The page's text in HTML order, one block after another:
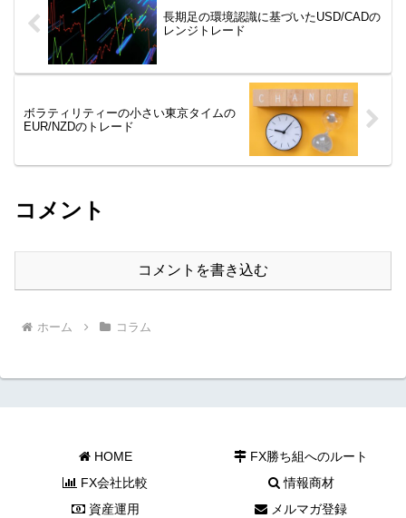
長期足の環境認識に基づいたUSD/CADの
レンジトレード
ボラティリティーの小さい東京タイムの
EUR/NZDのトレード
コメント
コメントを書き込む
ホーム コラム
HOME
FX勝ち組へのルート
FX会社比較
情報商材
資産運用
メルマガ登録